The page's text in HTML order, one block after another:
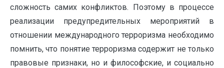
сложность самих конфликтов. Поэтому в процессе
реализации предупредительных мероприятий в
отношении международного терроризма необходимо
помнить, что понятие терроризма содержит не только
правовые признаки, но и философские, и социально